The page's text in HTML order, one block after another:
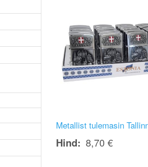
Metallist tulemasin
Hind 8,70 €